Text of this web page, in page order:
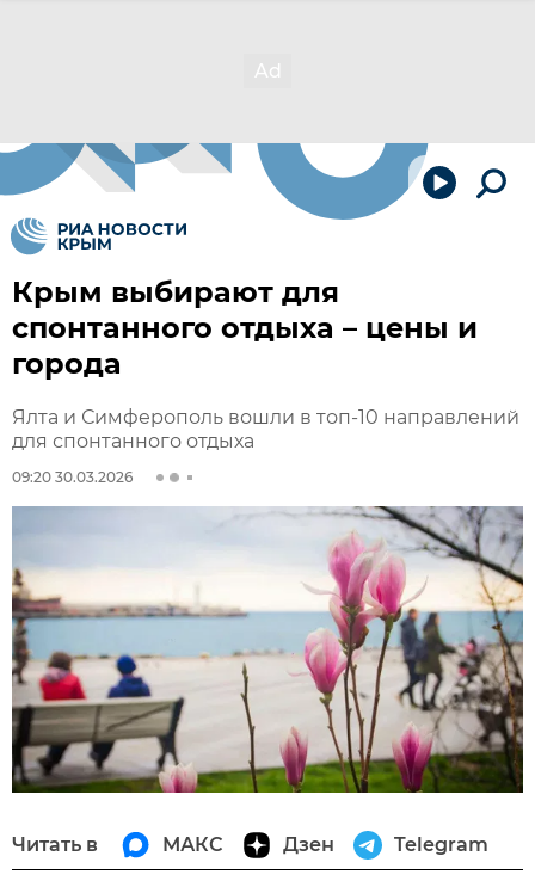
Крым выбирают для
спонтанного отдыха – цены и
города
Ялта и Симферополь вошли в топ-10 направлений
для спонтанного отдыха
09:20 30.03.2026
Читать в МАКС Дзен Telegram